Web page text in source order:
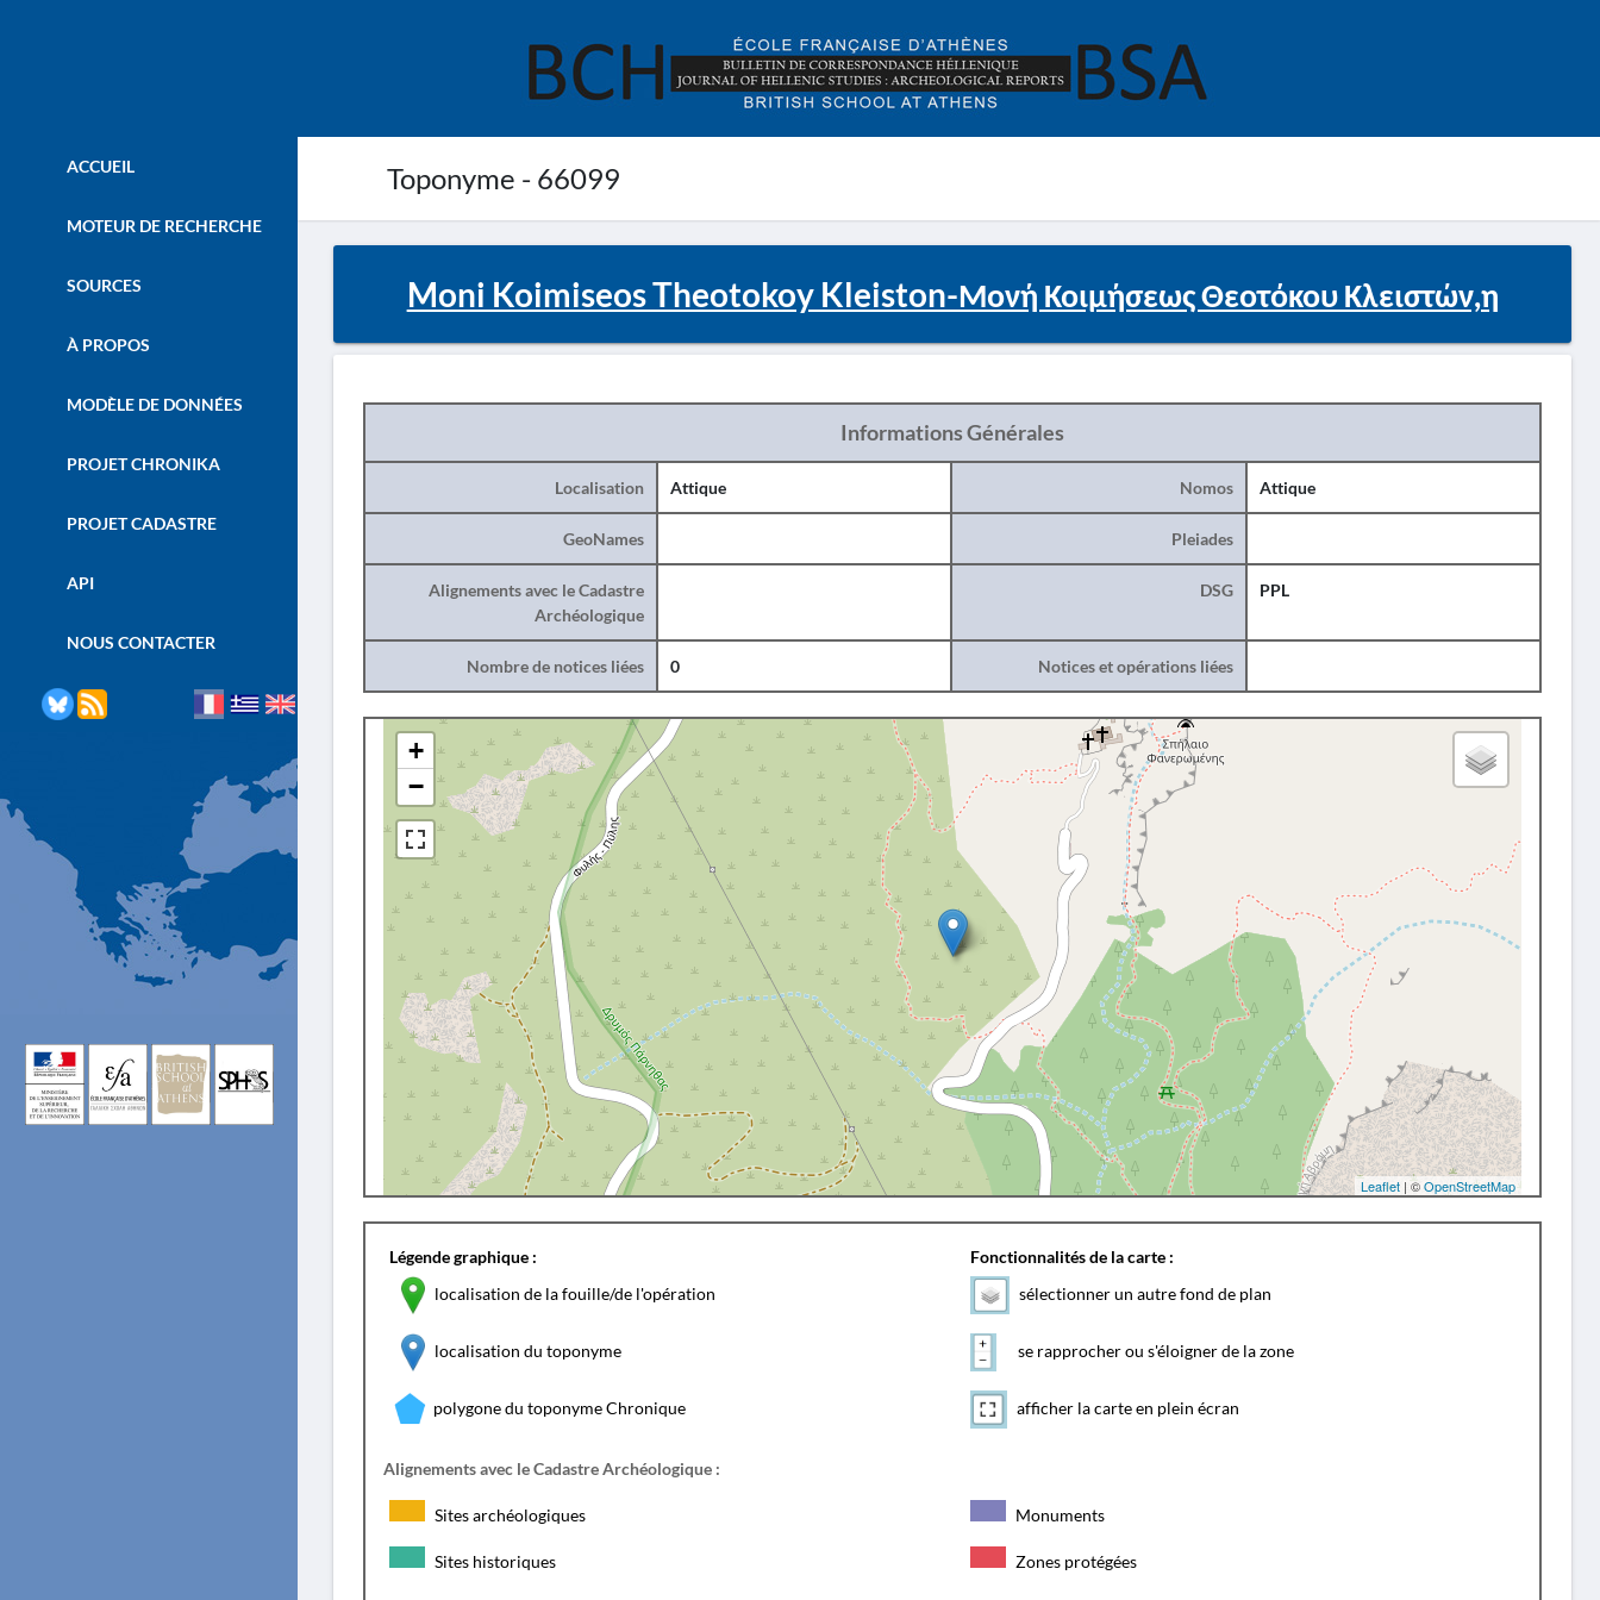
Toponyme - 66099
ACCUEIL
MOTEUR DE RECHERCHE
SOURCES
À PROPOS
MODÈLE DE DONNÉES
PROJET CHRONIKA
PROJET CADASTRE
API
NOUS CONTACTER
Moni Koimiseos Theotokoy Kleiston-Μονή Κοιμήσεως Θεοτόκου Κλειστών,η
Informations Générales
Localisation Attique Nomos Attique
GeoNames Pleiades
Alignements avec le Cadastre
Archéologique
DSG PPL
Nombre de notices liées 0 Notices et opérations liées
+
−
Leaflet | ©OpenStreetMap
Légende graphique :
localisation de la fouille/de l'opération
localisation du toponyme
polygone du toponyme Chronique
Fonctionnalités de la carte :
sélectionner un autre fond de plan
se rapprocher ou s'éloigner de la zone
afficher la carte en plein écran
Alignements avec le Cadastre Archéologique :
Sites archéologiques Monuments
Sites historiques Zones protégées